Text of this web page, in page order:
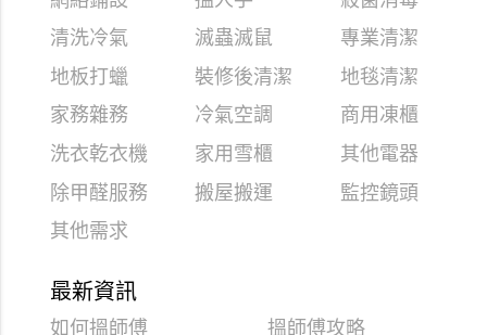
清洗冷氣
滅蟲滅鼠
專業清潔
地板打蠟
裝修後清潔
地毯清潔
家務雜務
冷氣空調
商用凍櫃
洗衣乾衣機
家用雪櫃
其他電器
除甲醛服務
搬屋搬運
監控鏡頭
其他需求
最新資訊
如何搵師傅 搵師傅攻略